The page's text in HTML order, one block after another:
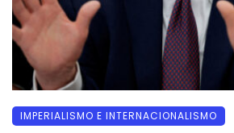
IMPERIALISMO E INTERNACIONALISMO